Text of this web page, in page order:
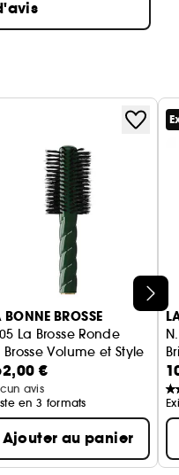
BONNE BROSSE
La Brosse Ronde
Brosse Volume et Style
€
avis
en 3 formats
Ajouter au panier